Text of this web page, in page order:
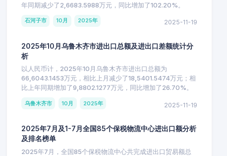
年同期减少了2,6683.5988万元，同比增加了102.20%。
石河子市 10月 2025年 2025-11-19
2025年10月乌鲁木齐市进出口总额及进出口差额统计分
析
以人民币计，2025年10月乌鲁木齐市进出口总额为
66,6043.1453万元，相比上月减少了18,5401.5474万元；相
比上年同期增加了9,8802.1277万元，同比增加了26.70%。
乌鲁木齐市 10月 2025年 2025-11-19
2025年7月及1-7月全国85个保税物流中心进出口额分析
及排名榜单
2025年7月，全国85个保税物流中心共完成进出口贸易额总